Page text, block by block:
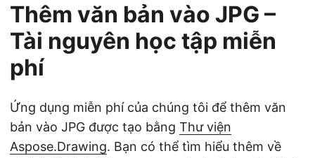
Thêm văn bản vào JPG –
Tài nguyên học tập miễn
phí
Ứng dụng miễn phí của chúng tôi để thêm văn
bản vào JPG được tạo bằng Thư viện
Aspose.Drawing. Bạn có thể tìm hiểu thêm về